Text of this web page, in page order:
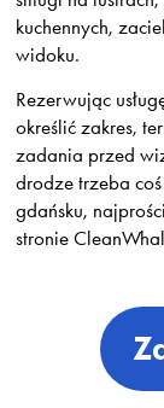
kuchennych,
widoku.
Rezerwując
określić zakres,
zadania przed
drodze trzeba
gdańsku,
stronie